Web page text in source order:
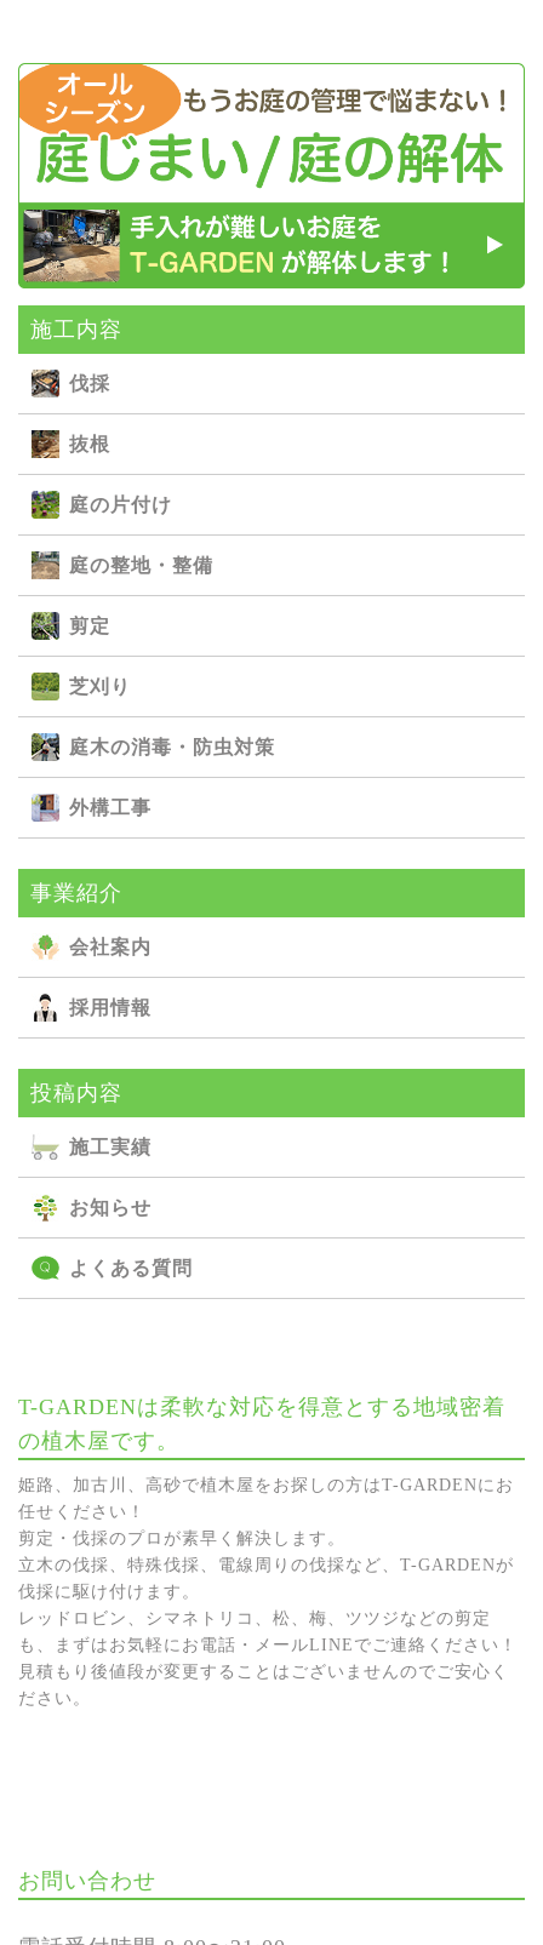
施⼯内容
伐採
抜根
庭の⽚付け
庭の整地・整備
剪定
芝刈り
庭⽊の消毒・防⾍対策
外構⼯事
事業紹介
会社案内
採用情報
投稿内容
施⼯実績
お知らせ
よくある質問
T-GARDENは柔軟な対応を得意とする地域密着
の植木屋です。
姫路、加古川、高砂で植木屋をお探しの方はT-GARDENにお
任せください！
剪定・伐採のプロが素早く解決します。
立木の伐採、特殊伐採、電線周りの伐採など、T-GARDENが
伐採に駆け付けます。
レッドロビン、シマネトリコ、松、梅、ツツジなどの剪定
も、まずはお気軽にお電話・メールLINEでご連絡ください！
見積もり後値段が変更することはございませんのでご安心く
ださい。
お問い合わせ